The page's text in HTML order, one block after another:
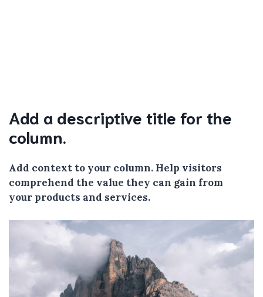
Add a descriptive title for the
column.
Add context to your column. Help visitors
comprehend the value they can gain from
your products and services.